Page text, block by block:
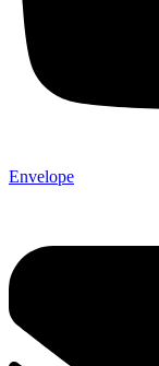
Envelope